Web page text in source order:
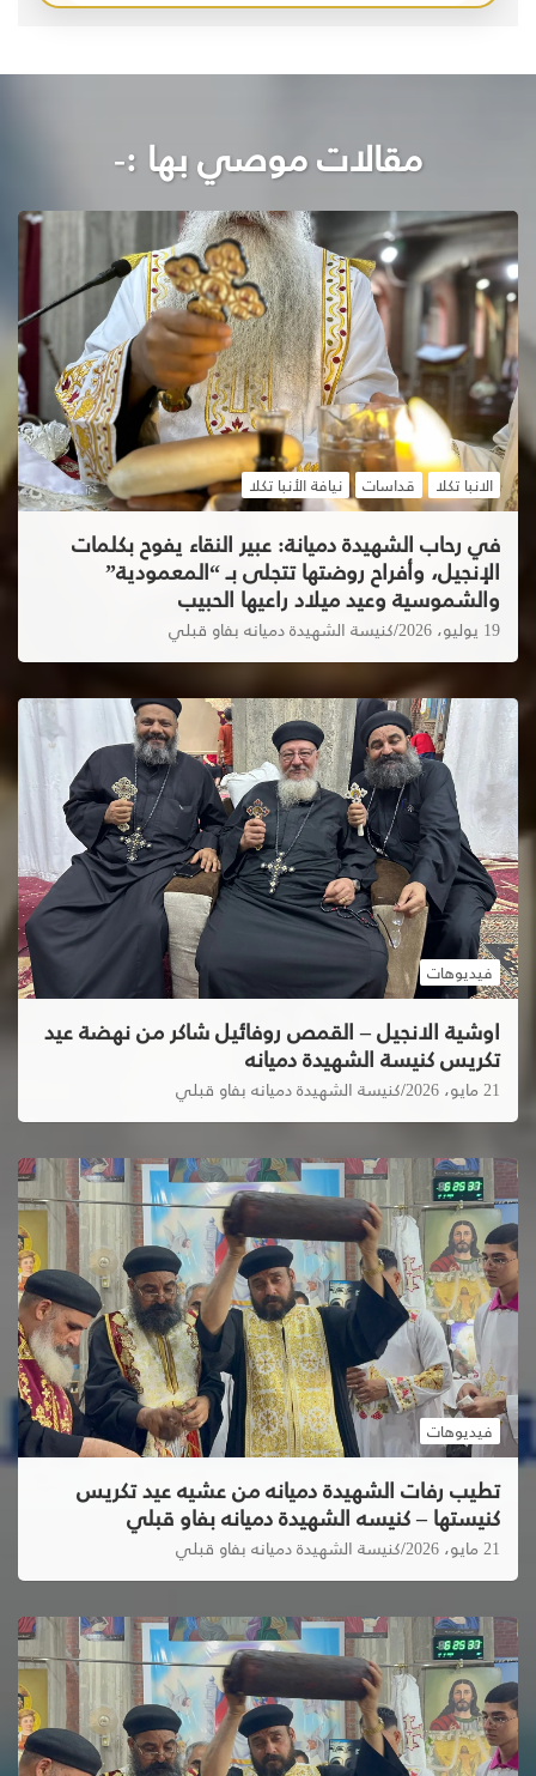
مقالات موصي بها :-
الانبا تكلا قداسات نيافة الأنبا تكلا
في رحاب الشهيدة دميانة: عبير النقاء يفوح بكلمات
الإنجيل، وأفراح روضتها تتجلى بـ “المعمودية”
والشموسية وعيد ميلاد راعيها الحبيب
19 يوليو، 2026 كنيسة الشهيدة دميانه بفاو قبلي
فيديوهات
اوشية الانجيل – القمص روفائيل شاكر من نهضة عيد
تكريس كنيسة الشهيدة دميانه
21 مايو، 2026 كنيسة الشهيدة دميانه بفاو قبلي
فيديوهات
تطيب رفات الشهيدة دميانه من عشيه عيد تكريس
كنيستها – كنيسه الشهيدة دميانه بفاو قبلي
21 مايو، 2026 كنيسة الشهيدة دميانه بفاو قبلي